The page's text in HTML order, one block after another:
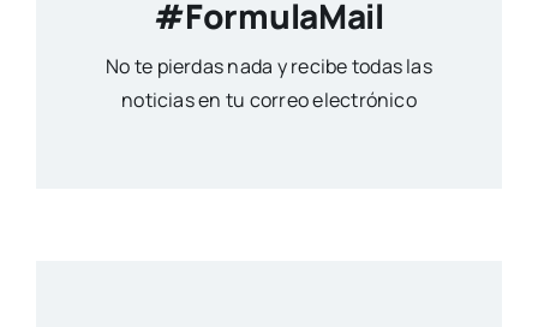
#FormulaMail
No te pierdas nada y recibe todas las
noticias en tu correo electrónico